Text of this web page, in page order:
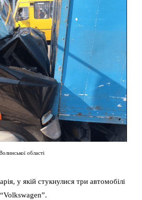
області
у якій стукнулися три автомобілі